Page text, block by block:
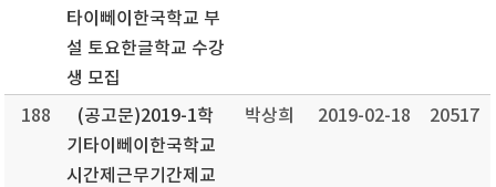
타이뻬이한국학교 부
설 토요한글학교 수강
생 모집
188
(공고문)2019-1학
기타이뻬이한국학교
시간제근무기간제교
박상희 2019-02-18 20517